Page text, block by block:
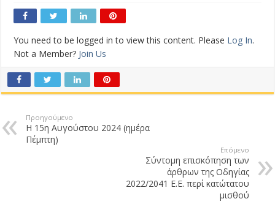
You need to be logged in to view this content. Please Log In.
Not a Member? Join Us
Προηγούμενο
Η 15η Αυγούστου 2024 (ημέρα
Πέμπτη)
Επόμενο
Σύντομη επισκόπηση των
άρθρων της Οδηγίας
2022/2041 Ε.Ε. περί κατώτατου
μισθού